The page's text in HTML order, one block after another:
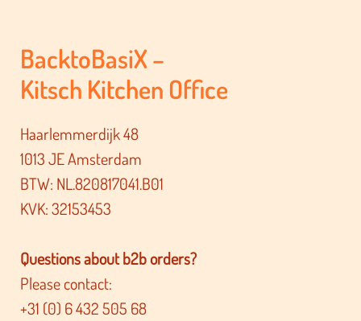
BacktoBasiX –
Kitsch Kitchen Office
Haarlemmerdijk 48
1013 JE Amsterdam
BTW: NL.820817041.B01
KVK: 32153453
Questions about b2b orders?
Please contact:
+31 (0) 6 432 505 68